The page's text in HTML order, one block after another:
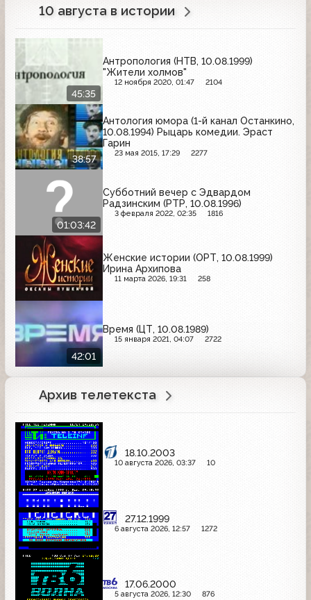
10 августа в истории
45:35
Антропология (НТВ, 10.08.1999)
"Жители холмов"
12 ноября 2020, 01:47 2104
38:57
Антология юмора (1-й канал Останкино,
10.08.1994) Рыцарь комедии. Эраст
Гарин
23 мая 2015, 17:29 2277
01:03:42
Субботний вечер с Эдвардом
Радзинским (РТР, 10.08.1996)
3 февраля 2022, 02:35 1816
Женские истории (ОРТ, 10.08.1999)
Ирина Архипова
11 марта 2026, 19:31 258
42:01
Время (ЦТ, 10.08.1989)
15 января 2021, 04:07 2722
Архив телетекста
18.10.2003
10 августа 2026, 03:37 10
27.12.1999
6 августа 2026, 12:57 1272
17.06.2000
5 августа 2026, 12:30 876